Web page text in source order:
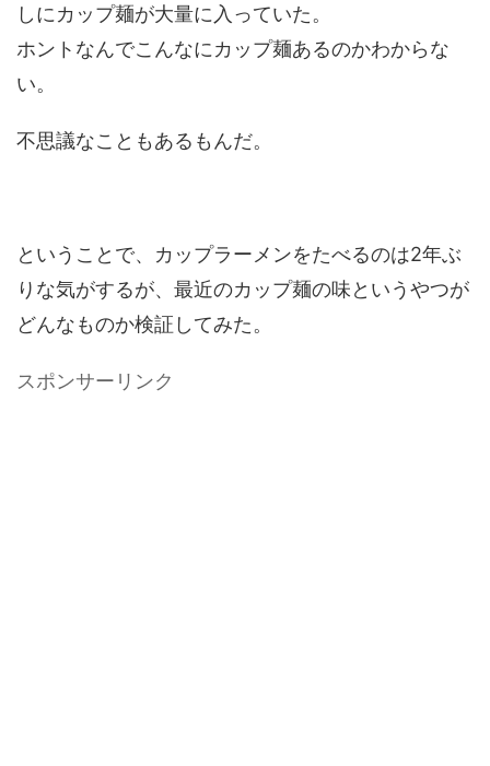
しにカップ麺が大量に入っていた。
ホントなんでこんなにカップ麺あるのかわからな
い。
不思議なこともあるもんだ。
ということで、カップラーメンをたべるのは2年ぶ
りな気がするが、最近のカップ麺の味というやつが
どんなものか検証してみた。
スポンサーリンク